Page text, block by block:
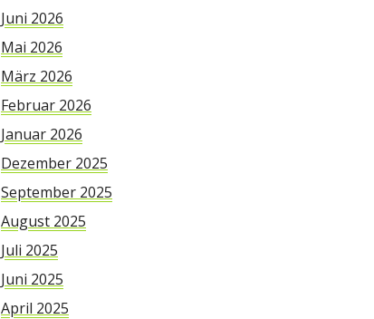
Juni 2026
Mai 2026
März 2026
Februar 2026
Januar 2026
Dezember 2025
September 2025
August 2025
Juli 2025
Juni 2025
April 2025